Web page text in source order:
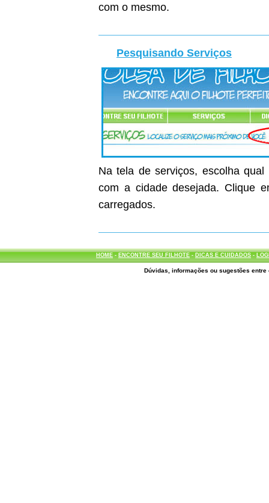
com o mesmo.
Pesquisando Serviços
Na tela de serviços, escolha
com a cidade desejada. Clique
carregados.
HOME- ENCONTRE SEU FILHOTE- DICAS E CUIDADOS-
Dúvidas, informações ou sugestões